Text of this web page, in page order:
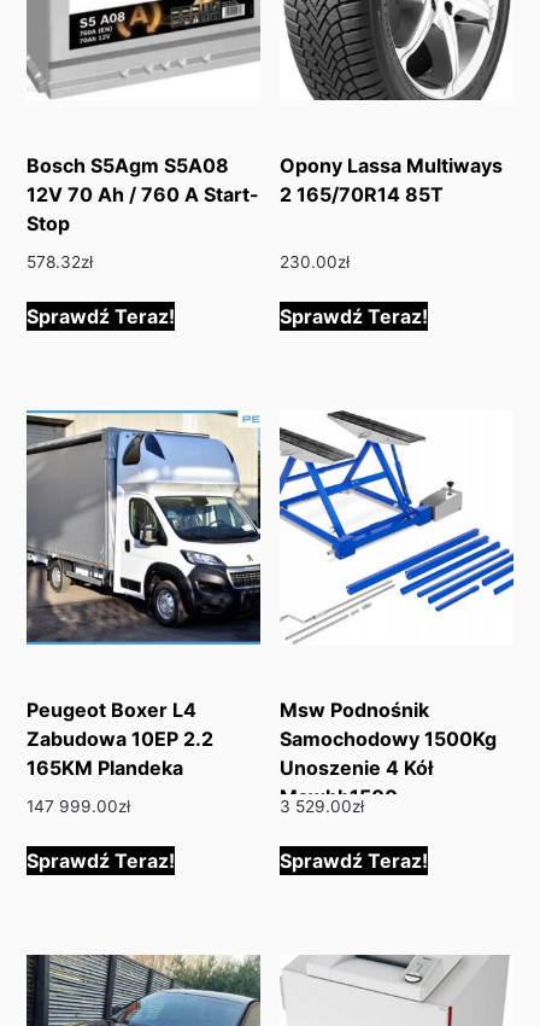
Bosch S5Agm S5A08
12V 70 Ah / 760 A Start-
Stop
578.32zł
Sprawdź Teraz!
Opony Lassa Multiways
2 165/70R14 85T
230.00zł
Sprawdź Teraz!
Peugeot Boxer L4
Zabudowa 10EP 2.2
165KM Plandeka
147 999.00zł
Sprawdź Teraz!
Msw Podnośnik
Samochodowy 1500Kg
Unoszenie 4 Kół
Mswhb1500
3 529.00zł
Sprawdź Teraz!